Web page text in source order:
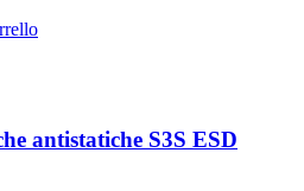
antistatiche S3S ESD